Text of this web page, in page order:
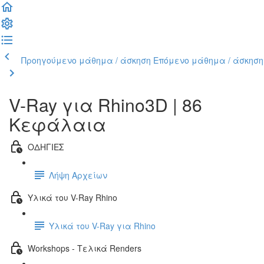
Προηγούμενο μάθημα / άσκηση Επόμενο μάθημα / άσκηση
V-Ray για Rhino3D | 86
Κεφάλαια
ΟΔΗΓΙΕΣ
Λήψη Αρχείων
Υλικά του V-Ray Rhino
Υλικά του V-Ray για Rhino
Workshops - Τελικά Renders